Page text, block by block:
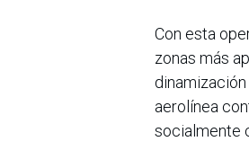
Con esta
zonas más
aerolínea
socialmente